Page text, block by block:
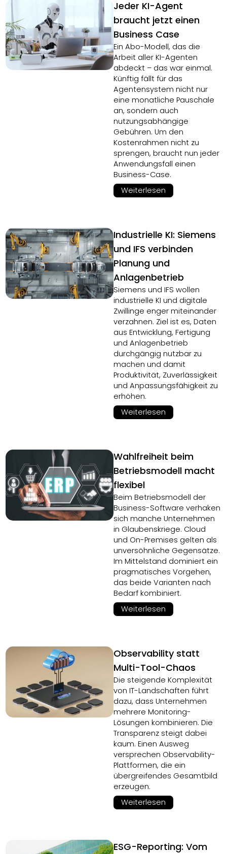
Jeder KI-Agent
braucht jetzt einen
Business Case
Ein Abo-Modell, das die
Arbeit aller KI-Agenten
abdeckt – das war einmal.
Künftig fällt für das
Agentensystem nicht nur
eine monatliche Pauschale
an, sondern auch
nutzungsabhängige
Gebühren. Um den
Kostenrahmen nicht zu
sprengen, braucht nun jeder
Anwendungsfall einen
Business-Case.
Weiterlesen
Industrielle KI: Siemens
und IFS verbinden
Planung und
Anlagenbetrieb
Siemens und IFS wollen
industrielle KI und digitale
Zwillinge enger miteinander
verzahnen. Ziel ist es, Daten
aus Entwicklung, Fertigung
und Anlagenbetrieb
durchgängig nutzbar zu
machen und damit
Produktivität, Zuverlässigkeit
und Anpassungsfähigkeit zu
erhöhen.
Weiterlesen
Wahlfreiheit beim
Betriebsmodell macht
flexibel
Beim Betriebsmodell der
Business-Software verhaken
sich manche Unternehmen
in Glaubenskriege. Cloud
und On-Premises gelten als
unversöhnliche Gegensätze.
Im Mittelstand dominiert ein
pragmatisches Vorgehen,
das beide Varianten nach
Bedarf kombiniert.
Weiterlesen
Observability statt
Multi-Tool-Chaos
Die steigende Komplexität
von IT-Landschaften führt
dazu, dass Unternehmen
mehrere Monitoring-
Lösungen kombinieren. Die
Transparenz steigt dabei
kaum. Einen Ausweg
versprechen Observability-
Plattformen, die ein
übergreifendes Gesamtbild
erzeugen.
Weiterlesen
ESG-Reporting: Vom